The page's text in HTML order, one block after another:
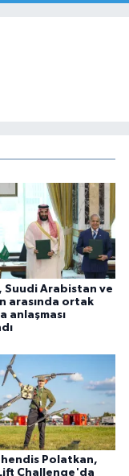
Suudi Arabistan ve
arasında ortak
anlaşması
Polatkan,
Lift Challenge'da